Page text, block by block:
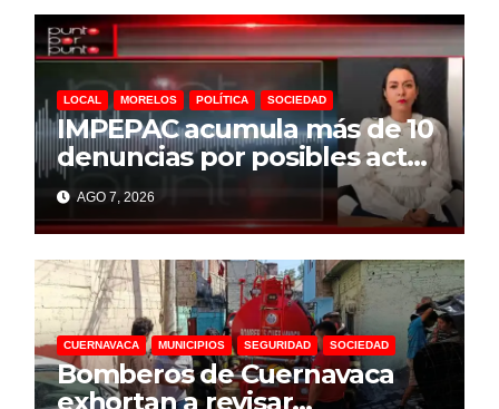
LOCAL MORELOS POLÍTICA SOCIEDAD
IMPEPAC acumula más de 10
denuncias por posibles actos
anticipados de campaña
rumbo a 2027
AGO 7, 2026
CUERNAVACA MUNICIPIOS SEGURIDAD SOCIEDAD
Bomberos de Cuernavaca
exhortan a revisar